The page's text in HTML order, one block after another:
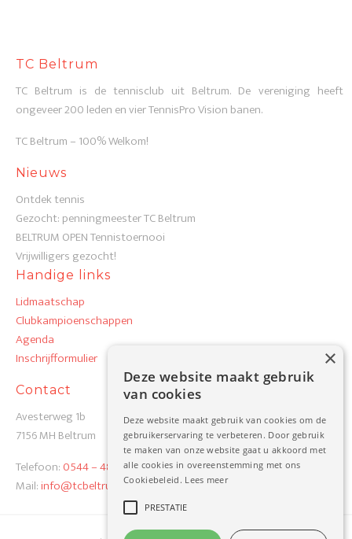
TC Beltrum
TC Beltrum is de tennisclub uit Beltrum. De vereniging heeft
ongeveer 200 leden en vier TennisPro Vision banen.
TC Beltrum – 100% Welkom!
Nieuws
Ontdek tennis
Gezocht: penningmeester TC Beltrum
BELTRUM OPEN Tennistoernooi
Vrijwilligers gezocht!
Handige links
Lidmaatschap
Clubkampioenschappen
Agenda
Inschrijfformulier
Contact
Avesterweg 1b
7156 MH Beltrum
Telefoon: 0544 – 48 19 82
Mail:info@tcbeltrum.nl
Deze website maakt gebruik
van cookies
Deze website maakt gebruik van cookies om de
gebruikerservaring te verbeteren. Door gebruik
te maken van onze website gaat u akkoord met
alle cookies in overeenstemming met ons
Cookiebeleid. Lees meer
PRESTATIE
×